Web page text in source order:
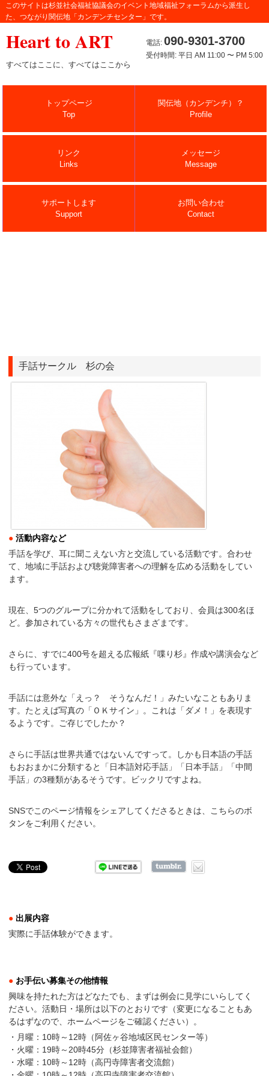
このサイトは杉並社会福祉協議会のイベント地域福祉フォーラムから派生し
た、つながり関伝地「カンデンチセンター」です。
Heart to ART
すべてはここに、すべてはここから
電話: 090-9301-3700
受付時間: 平日 AM 11:00 〜 PM 5:00
トップページ
Top
関伝地（カンデンチ）？
Profile
リンク
Links
メッセージ
Message
サポートします
Support
お問い合わせ
Contact
手話サークル 杉の会
● 活動内容など
手話を学び、耳に聞こえない方と交流している活動です。合わせ
て、地域に手話および聴覚障害者への理解を広める活動をしてい
ます。
現在、5つのグループに分かれて活動をしており、会員は300名ほ
ど。参加されている方々の世代もさまざまです。
さらに、すでに400号を超える広報紙『喋り杉』作成や講演会など
も行っています。
手話には意外な「えっ？ そうなんだ！」みたいなこともありま
す。たとえば写真の「ＯＫサイン」。これは「ダメ！」を表現す
るようです。ご存じでしたか？
さらに手話は世界共通ではないんですって。しかも日本語の手話
もおおまかに分類すると「日本語対応手話」「日本手話」「中間
手話」の3種類があるそうです。ビックリですよね。
SNSでこのページ情報をシェアしてくださるときは、こちらのボ
タンをご利用ください。
● 出展内容
実際に手話体験ができます。
● お手伝い募集その他情報
興味を持たれた方はどなたでも、まずは例会に見学にいらしてく
ださい。活動日・場所は以下のとおりです（変更になることもあ
るはずなので、ホームページをご確認ください）。
・月曜：10時～12時（阿佐ヶ谷地域区民センター等）
・火曜：19時～20時45分（杉並障害者福祉会館）
・水曜：10時～12時（高円寺障害者交流館）